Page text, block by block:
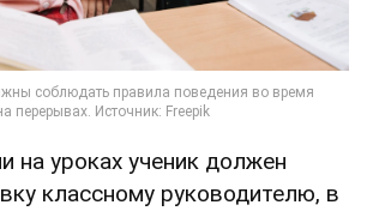
на уроках ученик должен
классному руководителю, в